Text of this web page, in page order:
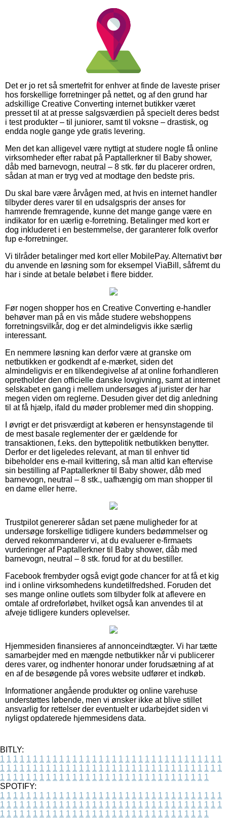
Det er jo ret så smertefrit for enhver at finde de laveste priser
hos forskellige forretninger på nettet, og af den grund har
adskillige Creative Converting internet butikker været
presset til at at presse salgsværdien på specielt deres bedst
i test produkter – til juniorer, samt til voksne – drastisk, og
endda nogle gange yde gratis levering.
Men det kan alligevel være nyttigt at studere nogle få online
virksomheder efter rabat på Paptallerkner til Baby shower,
dåb med barnevogn, neutral – 8 stk. før du placerer ordren,
sådan at man er tryg ved at modtage den bedste pris.
Du skal bare være årvågen med, at hvis en internet handler
tilbyder deres varer til en udsalgspris der anses for
hamrende fremragende, kunne det mange gange være en
indikator for en uærlig e-forretning. Betalinger med kort er
dog inkluderet i en bestemmelse, der garanterer folk overfor
fup e-forretninger.
Vi tilråder betalinger med kort eller MobilePay. Alternativt bør
du anvende en løsning som for eksempel ViaBill, såfremt du
har i sinde at betale beløbet i flere bidder.
Før nogen shopper hos en Creative Converting e-handler
behøver man på en vis måde studere webshoppens
forretningsvilkår, dog er det almindeligvis ikke særlig
interessant.
En nemmere løsning kan derfor være at granske om
netbutikken er godkendt af e-mærket, siden det
almindeligvis er en tilkendegivelse af at online forhandleren
opretholder den officielle danske lovgivning, samt at internet
selskabet en gang i mellem undersøges af jurister der har
megen viden om reglerne. Desuden giver det dig anledning
til at få hjælp, ifald du møder problemer med din shopping.
I øvrigt er det prisværdigt at køberen er hensynstagende til
de mest basale reglementer der er gældende for
transaktionen, f.eks. den byttepolitik netbutikken benytter.
Derfor er det ligeledes relevant, at man til enhver tid
bibeholder ens e-mail kvittering, så man altid kan eftervise
sin bestilling af Paptallerkner til Baby shower, dåb med
barnevogn, neutral – 8 stk., uafhængig om man shopper til
en dame eller herre.
Trustpilot genererer sådan set pæne muligheder for at
undersøge forskellige tidligere kunders bedømmelser og
derved rekommanderer vi, at du evaluerer e-firmaets
vurderinger af Paptallerkner til Baby shower, dåb med
barnevogn, neutral – 8 stk. forud for at du bestiller.
Facebook frembyder også evigt gode chancer for at få et kig
ind i online virksomhedens kundetilfredshed. Foruden det
ses mange online outlets som tilbyder folk at aflevere en
omtale af ordreforløbet, hvilket også kan anvendes til at
afveje tidligere kunders oplevelser.
Hjemmesiden finansieres af annonceindtægter. Vi har tætte
samarbejder med en mængde netbutikker når vi publicerer
deres varer, og indhenter honorar under forudsætning af at
en af de besøgende på vores website udfører et indkøb.
Informationer angående produkter og online varehuse
understøttes løbende, men vi ønsker ikke at blive stillet
ansvarlig for rettelser der eventuelt er udarbejdet siden vi
nyligst opdaterede hjemmesidens data.
BITLY:
1 1 1 1 1 1 1 1 1 1 1 1 1 1 1 1 1 1 1 1 1 1 1 1 1 1 1 1 1 1 1 1 1 1
1 1 1 1 1 1 1 1 1 1 1 1 1 1 1 1 1 1 1 1 1 1 1 1 1 1 1 1 1 1 1 1 1 1
1 1 1 1 1 1 1 1 1 1 1 1 1 1 1 1 1 1 1 1 1 1 1 1 1 1 1 1 1 1 1 1
SPOTIFY:
1 1 1 1 1 1 1 1 1 1 1 1 1 1 1 1 1 1 1 1 1 1 1 1 1 1 1 1 1 1 1 1 1 1
1 1 1 1 1 1 1 1 1 1 1 1 1 1 1 1 1 1 1 1 1 1 1 1 1 1 1 1 1 1 1 1 1 1
1 1 1 1 1 1 1 1 1 1 1 1 1 1 1 1 1 1 1 1 1 1 1 1 1 1 1 1 1 1 1 1